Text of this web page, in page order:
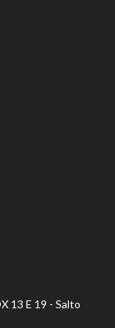
13 E 19 - Salto